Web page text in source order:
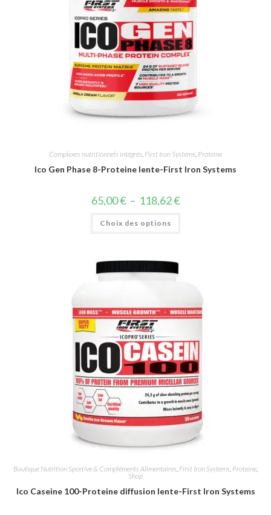
Complexes nutritionnels intégrés First Iron Systems Proteine
Ico Gen Phase 8-Proteine lente-First Iron Systems
65,00€ – 118,62€
Choix des options
Boutique Nutrition Sportive & Compléments Alimentaires, First Iron Systems, Proteine,
Shop
Ico Caseine 100-Proteine diffusion lente-First Iron Systems